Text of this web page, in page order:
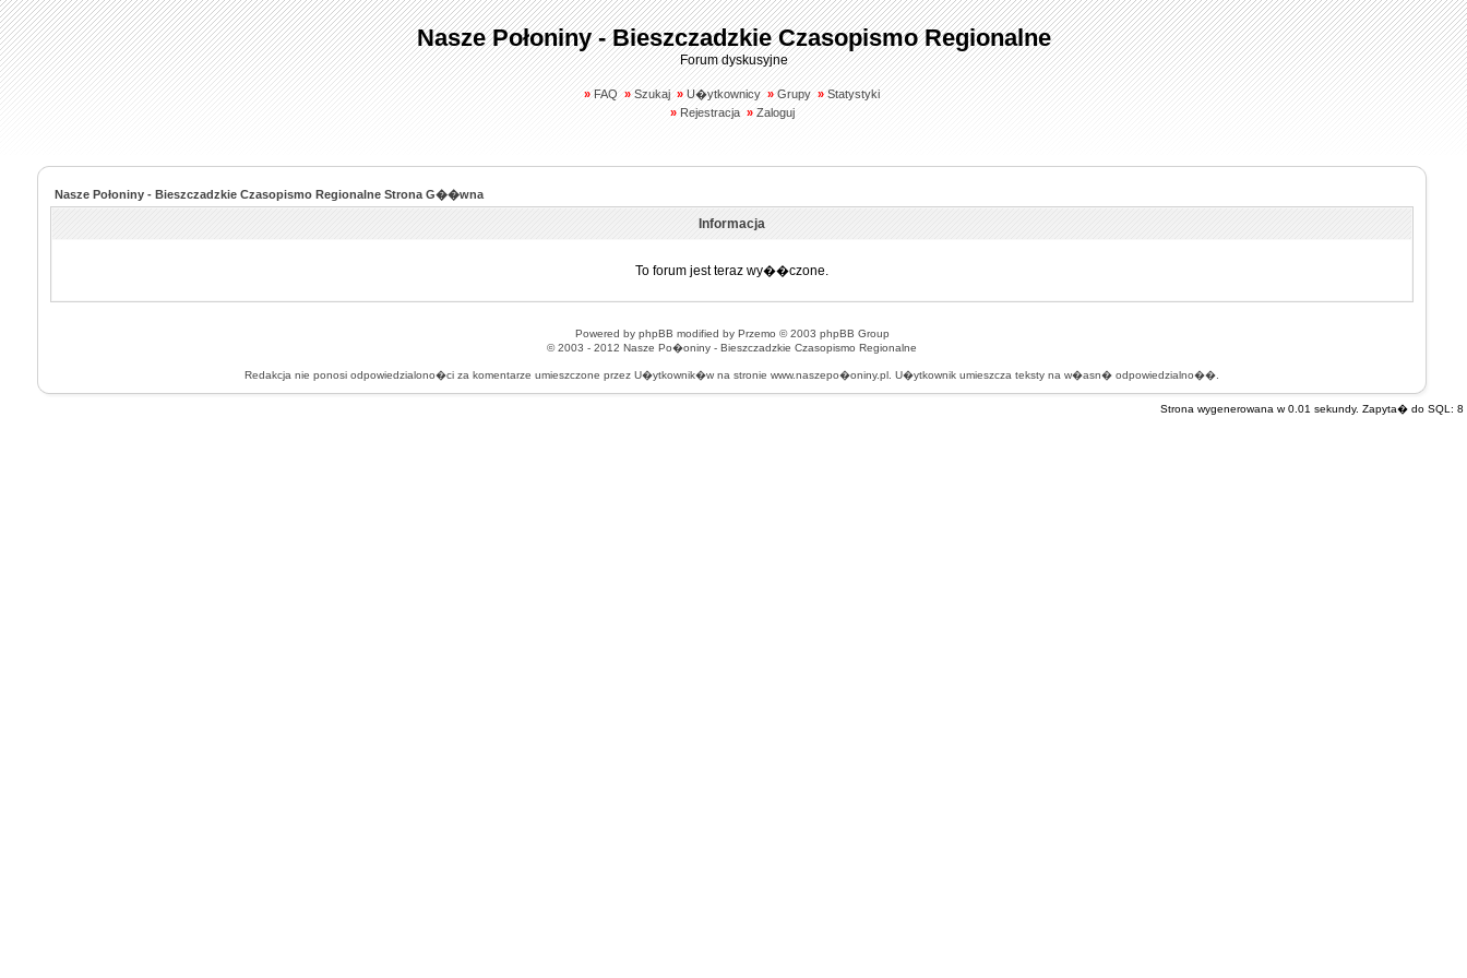
Nasze Połoniny - Bieszczadzkie Czasopismo Regionalne
Forum dyskusyjne
» FAQ » Szukaj » U�ytkownicy » Grupy » Statystyki
» Rejestracja » Zaloguj
Nasze Połoniny - Bieszczadzkie Czasopismo Regionalne Strona G��wna
Informacja
To forum jest teraz wy��czone.
Powered by phpBB modified by Przemo © 2003 phpBB Group
© 2003 - 2012 Nasze Po�oniny - Bieszczadzkie Czasopismo Regionalne
Redakcja nie ponosi odpowiedzialono�ci za komentarze umieszczone przez U�ytkownik�w na stronie www.naszepo�oniny.pl. U�ytkownik umieszcza teksty na w�asn� odpowiedzialno��.
Strona wygenerowana w 0.01 sekundy. Zapyta� do SQL: 8